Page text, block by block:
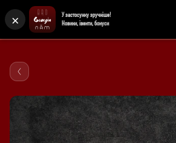
×
У застосунку зручніше!
Новини, івенти, бонуси+380676902727